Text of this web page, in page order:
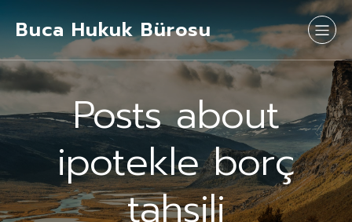
Buca Hukuk Bürosu
Posts about
ipotekle borç
tahsili